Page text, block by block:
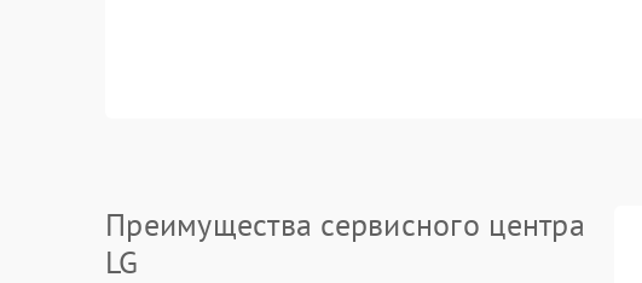
Преимущества сервисного центра
LG